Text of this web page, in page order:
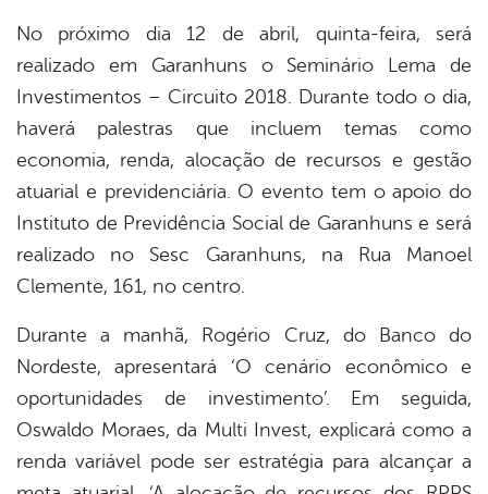
No próximo dia 12 de abril, quinta-feira, será
realizado em Garanhuns o Seminário Lema de
Investimentos – Circuito 2018. Durante todo o dia,
haverá palestras que incluem temas como
economia, renda, alocação de recursos e gestão
atuarial e previdenciária. O evento tem o apoio do
Instituto de Previdência Social de Garanhuns e será
realizado no Sesc Garanhuns, na Rua Manoel
Clemente, 161, no centro.
Durante a manhã, Rogério Cruz, do Banco do
Nordeste, apresentará ‘O cenário econômico e
oportunidades de investimento’. Em seguida,
Oswaldo Moraes, da Multi Invest, explicará como a
renda variável pode ser estratégia para alcançar a